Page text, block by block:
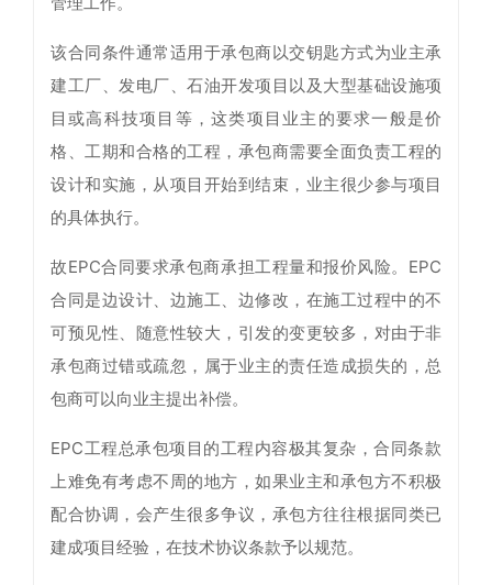
该合同条件通常适用于承包商以交钥匙方式为业主承
建工厂、发电厂、石油开发项目以及大型基础设施项
目或高科技项目等，这类项目业主的要求一般是价
格、工期和合格的工程，承包商需要全面负责工程的
设计和实施，从项目开始到结束，业主很少参与项目
的具体执行。
故EPC合同要求承包商承担工程量和报价风险。EPC
合同是边设计、边施工、边修改，在施工过程中的不
可预见性、随意性较大，引发的变更较多，对由于非
承包商过错或疏忽，属于业主的责任造成损失的，总
包商可以向业主提出补偿。
EPC工程总承包项目的工程内容极其复杂，合同条款
上难免有考虑不周的地方，如果业主和承包方不积极
配合协调，会产生很多争议，承包方往往根据同类已
建成项目经验，在技术协议条款予以规范。